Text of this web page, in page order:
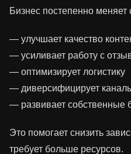
Бизнес постепенно меняет
— улучшает качество
— усиливает работу с
— оптимизирует логистику
— диверсифицирует
— развивает собственные
Это помогает снизить
требует больше ресурсов.